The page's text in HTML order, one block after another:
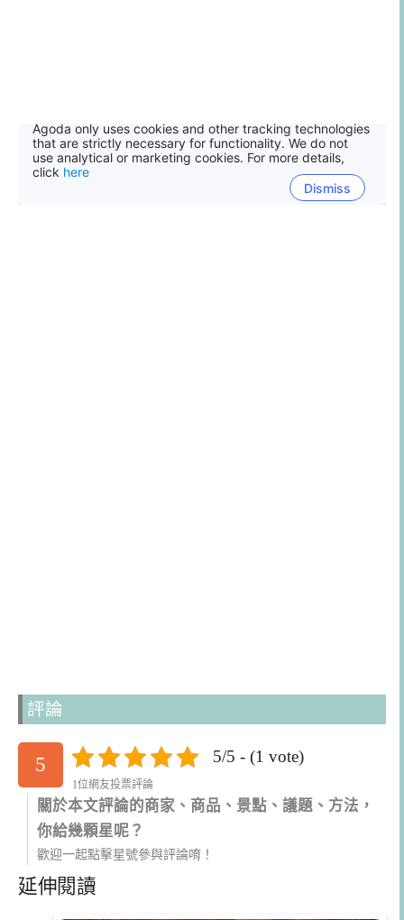
評論
5 5/5 - (1 vote)
1位網友投票評論
關於本文評論的商家、商品、景點、議題、方法，
你給幾顆星呢？
歡迎一起點擊星號參與評論唷！
延伸閱讀